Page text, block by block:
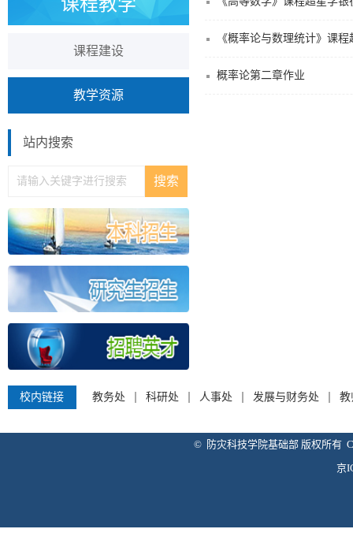
课程建设
教学资源
站内搜索
《概率论与数理统计》课
概率论第二章作业
校内链接 教务处 科研处 人事处 发展与财务处 教
© 防灾科技学院基础部 版权所有
京